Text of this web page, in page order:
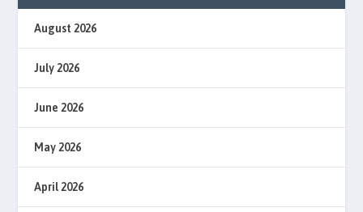
August 2026
July 2026
June 2026
May 2026
April 2026